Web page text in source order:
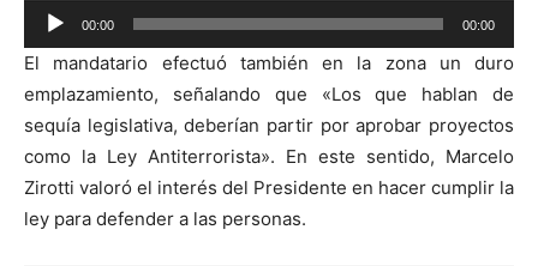
Reproductor
de
audio
00:00 00:00
El mandatario efectuó también en la zona un duro
emplazamiento, señalando que «Los que hablan de
sequía legislativa, deberían partir por aprobar proyectos
como la Ley Antiterrorista». En este sentido, Marcelo
Zirotti valoró el interés del Presidente en hacer cumplir la
ley para defender a las personas.